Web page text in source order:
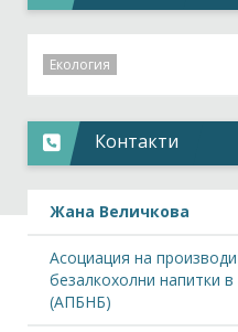
Екология
Контакти
Жана Величкова
Асоциация на
безалкохолни напитки
(АПБНБ)